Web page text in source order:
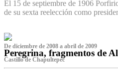
El 15 de septiembre de 1906
de su sexta reelección como
De diciembre de 2008 a abril de 2009
Peregrina, fragmentos de
Castillo de Chapultepec